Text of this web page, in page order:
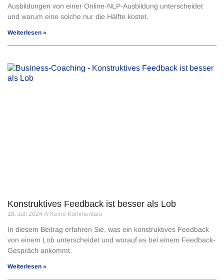
Ausbildungen von einer Online-NLP-Ausbildung unterscheidet
und warum eine solche nur die Hälfte kostet.
Weiterlesen »
Konstruktives Feedback ist besser als Lob
18. Juli 2024 Keine Kommentare
In diesem Beitrag erfahren Sie, was ein konstruktives Feedback
von einem Lob unterscheidet und worauf es bei einem Feedback-
Gespräch ankommt.
Weiterlesen »